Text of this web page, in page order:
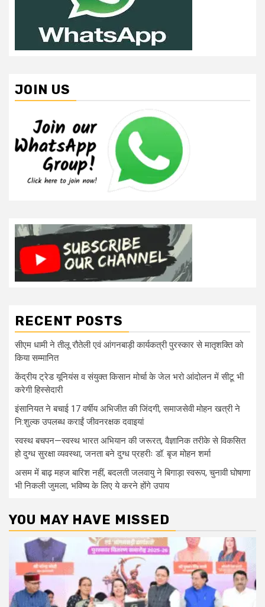
JOIN US
RECENT POSTS
सीएम धामी ने तीलू रौतेली एवं आंगनबाड़ी कार्यकत्री पुरस्कार से मातृशक्ति को
किया सम्मानित
केंद्रीय ट्रेड यूनियंस व संयुक्त किसान मोर्चा के जेल भरो आंदोलन में सीटू भी
करेगी हिस्सेदारी
इंसानियत ने बचाई 17 वर्षीय अभिजीत की जिंदगी, समाजसेवी मोहन खत्री ने
नि:शुल्क उपलब्ध कराईं जीवनरक्षक दवाइयां
स्वस्थ बचपन—स्वस्थ भारत अभियान की जरूरत, वैज्ञानिक तरीके से विकसित
हो दुग्ध सुरक्षा व्यवस्था, जनता बने दुग्ध प्रहरीः डॉ. बृज मोहन शर्मा
असम में बाढ़ महज बारिश नहीं, बदलती जलवायु ने बिगाड़ा स्वरूप, चुनावी घोषाणा
भी निकली जुमला, भविष्य के लिए ये करने होंगे उपाय
YOU MAY HAVE MISSED